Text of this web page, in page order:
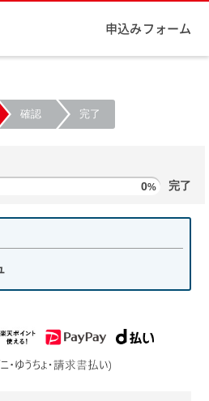
申込みフォーム
確認 完了
0% 完了